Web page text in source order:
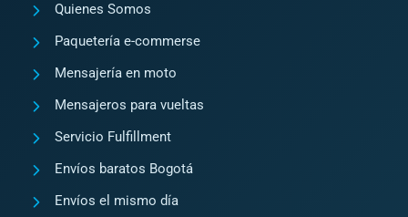
r
a
m
Quienes Somos
Paquetería e-commerse
Mensajería en moto
Mensajeros para vueltas
Servicio Fulfillment
Envíos baratos Bogotá
Envíos el mismo día